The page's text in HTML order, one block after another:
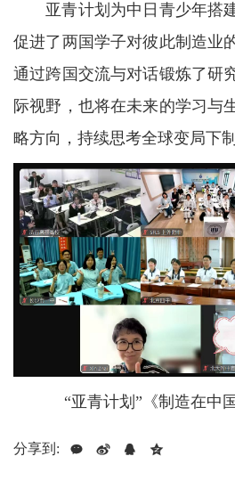
亚青计划为中日青少年搭
促进了两国学子对彼此制造业
通过跨国交流与对话锻炼了研
际视野，也将在未来的学习与
略方向，持续思考全球变局下
“亚青计划”《制造在中
分享到: